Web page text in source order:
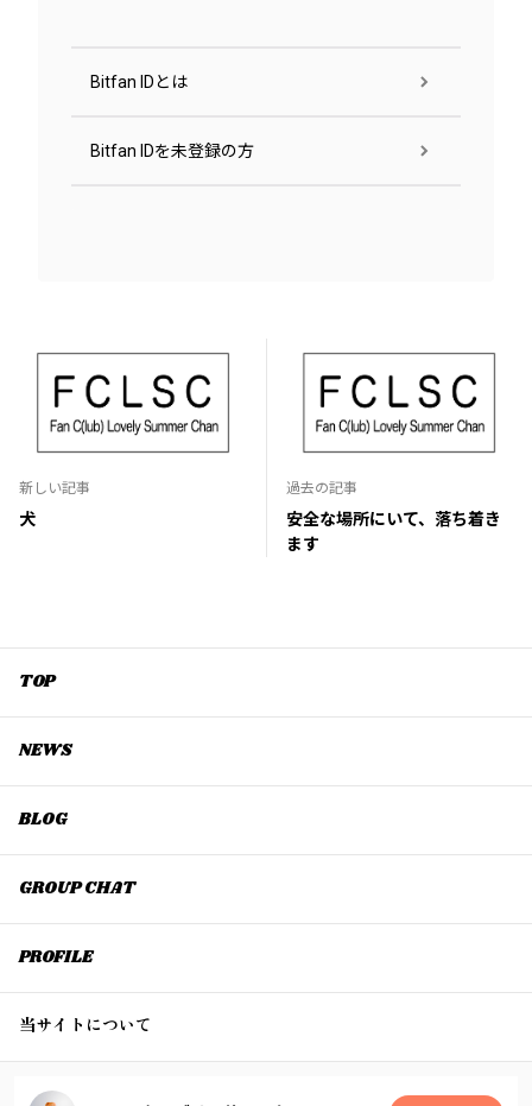
Bitfan IDとは
Bitfan IDを未登録の方
新しい記事
犬
過去の記事
安全な場所にいて、落ち着き
ます
TOP
NEWS
BLOG
GROUP CHAT
PROFILE
当サイトについて